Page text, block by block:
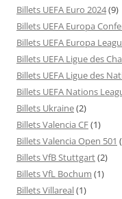
Billets UEFA Euro 2024(9)
Billets UEFA Europa
Billets UEFA Europa
Billets UEFA Ligue des
Billets UEFA Ligue des
Billets UEFA Nations
Billets Ukraine(2)
Billets Valencia CF(1)
Billets Valencia Open 501
Billets VfB Stuttgart(2)
Billets VfL Bochum (1)
Billets Villareal(1)